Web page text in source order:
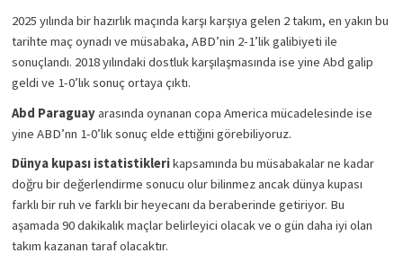
2025 yılında bir hazırlık maçında karşı karşıya gelen 2 takım, en yakın bu
tarihte maç oynadı ve müsabaka, ABD’nin 2-1’lik galibiyeti ile
sonuçlandı. 2018 yılındaki dostluk karşılaşmasında ise yine Abd galip
geldi ve 1-0’lık sonuç ortaya çıktı.
Abd Paraguay arasında oynanan copa America mücadelesinde ise
yine ABD’nn 1-0’lık sonuç elde ettiğini görebiliyoruz.
Dünya kupası istatistikleri kapsamında bu müsabakalar ne kadar
doğru bir değerlendirme sonucu olur bilinmez ancak dünya kupası
farklı bir ruh ve farklı bir heyecanı da beraberinde getiriyor. Bu
aşamada 90 dakikalık maçlar belirleyici olacak ve o gün daha iyi olan
takım kazanan taraf olacaktır.